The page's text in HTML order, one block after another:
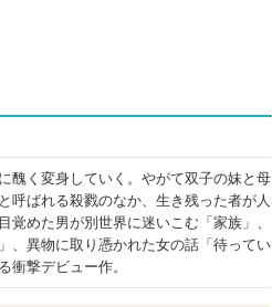
醜く変身していく。やがて双子の妹と母
ばれる殺戮のなか、生き残った者が人
めた男が別世界に迷いこむ「家族」、
、異物に取り憑かれた女の話「待ってい
衝撃デビュー作。